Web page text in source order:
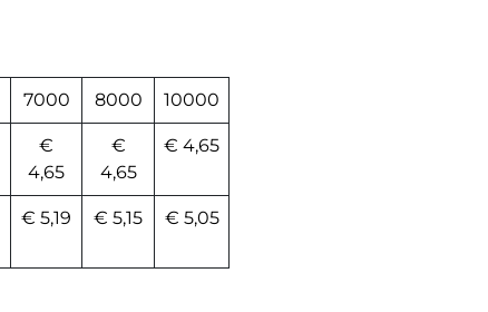
7000 8000 10000
€
4,65
€
4,65
€ 4,65
€ 5,19 € 5,15 € 5,05